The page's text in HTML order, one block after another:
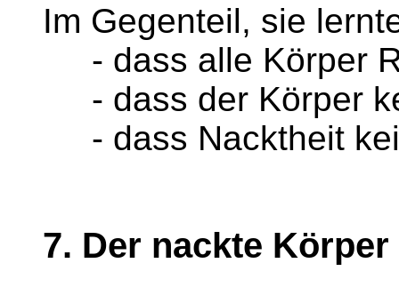
Im Gegenteil, sie
- dass alle Körper
- dass der Körper
- dass Nacktheit
7. Der nackte